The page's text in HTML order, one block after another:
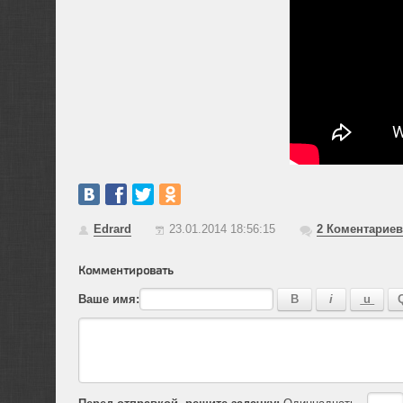
Edrard 23.01.2014 18:56:15 2Коментариев
Комментировать
Ваше имя: